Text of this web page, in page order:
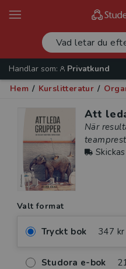
Handlar som:
Privatkund
Hem / Kurslitteratur /
Att
När
Valt format
Tryckt bok 347
Studora e-bok